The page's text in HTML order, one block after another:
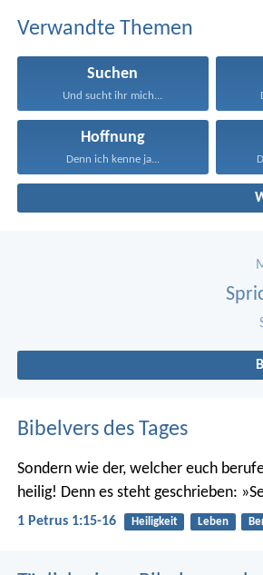
Verwandte Themen
Suchen
Und sucht ihr mich...
Hoffnung
Denn ich kenne ja...
Bibelvers des Tages
Sondern wie der, welcher euch
heilig! Denn es steht geschrieben:
1 Petrus 1:15-16 Heiligkeit Leben